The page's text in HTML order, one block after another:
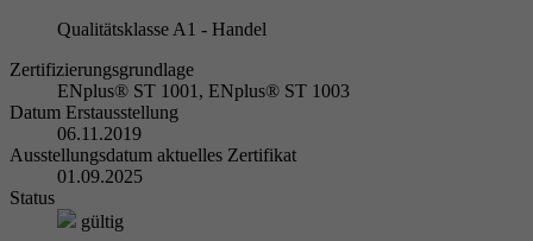
Qualitätsklasse A1 - Handel
Zertifizierungsgrundlage
ENplus® ST 1001, ENplus® ST 1003
Datum Erstausstellung
06.11.2019
Ausstellungsdatum aktuelles Zertifikat
01.09.2025
Status
gültig